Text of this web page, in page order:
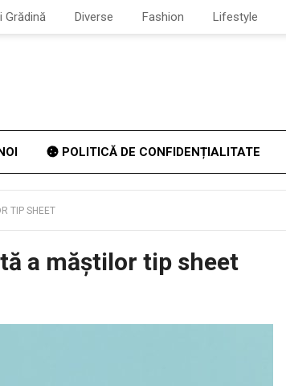
Grădină Diverse Fashion Lifestyle
POLITICĂ DE CONFIDENȚIALITATE
TIP SHEET
a măștilor tip sheet